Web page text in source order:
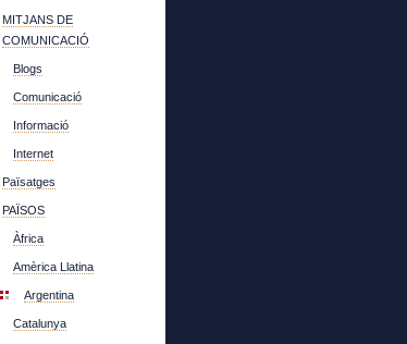
MITJANS DE
COMUNICACIÓ
Blogs
Comunicació
Informació
Internet
Païsatges
PAÏSOS
Àfrica
Amèrica Llatina
Argentina
Catalunya